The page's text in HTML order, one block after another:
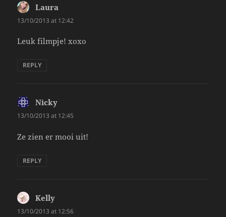
Laura
13/10/2013 at 12:42
Leuk filmpje! xoxo
REPLY
Nicky
13/10/2013 at 12:45
Ze zien er mooi uit!
REPLY
Kelly
13/10/2013 at 12:56